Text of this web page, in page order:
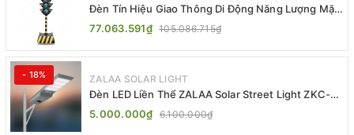
Đèn Tín Hiệu Giao Thông Di Động Năng Lượng Mặt
Trời ZALAA ZL-409300C
77.063.591₫ 105.086.715₫
- 18% ZALAA SOLAR LIGHT
Đèn LED Liền Thể ZALAA Solar Street Light ZKC-
TG 20W 25W 30W All In One
5.000.000₫ 6.100.000₫